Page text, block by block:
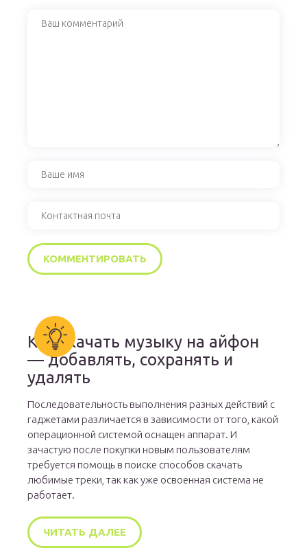
Как скачать музыку на айфон
— добавлять, сохранять и
удалять
Последовательность выполнения разных действий с
гаджетами различается в зависимости от того, какой
операционной системой оснащен аппарат. И
зачастую после покупки новым пользователям
требуется помощь в поиске способов скачать
любимые треки, так как уже освоенная система не
работает.
ЧИТАТЬ ДАЛЕЕ